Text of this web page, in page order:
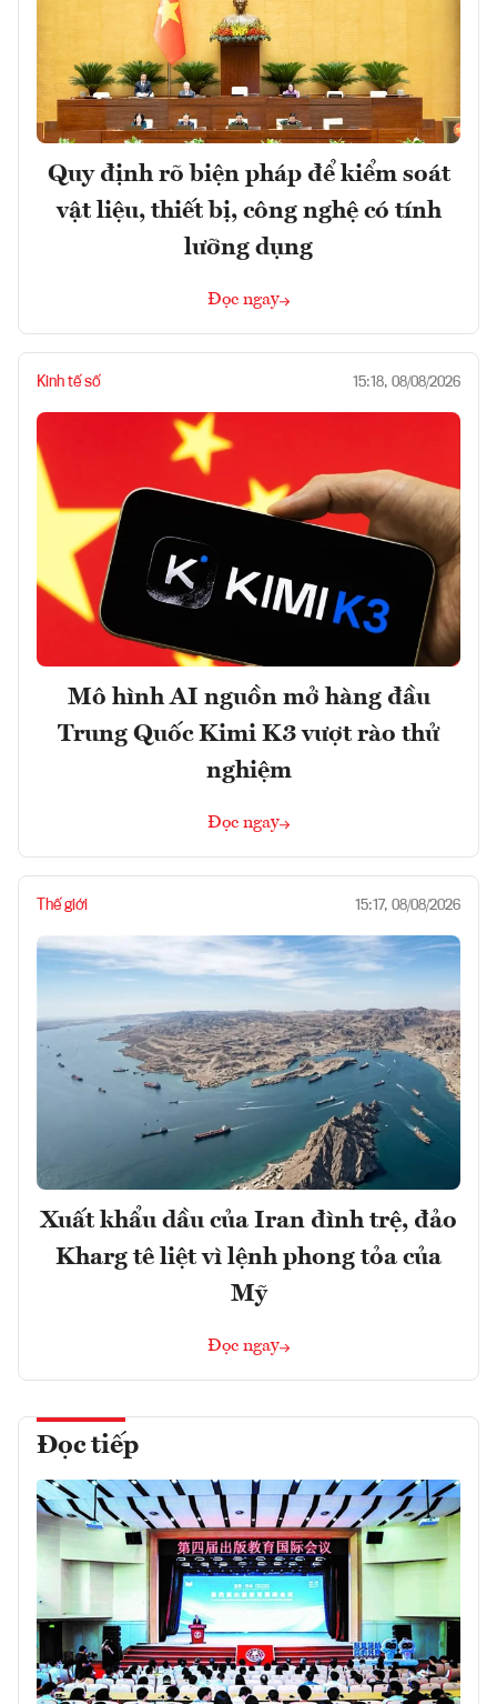
Quy định rõ biện pháp để kiểm soát
vật liệu, thiết bị, công nghệ có tính
lưỡng dụng
Đọc ngay
Kinh tế số 15:18, 08/08/2026
Mô hình AI nguồn mở hàng đầu
Trung Quốc Kimi K3 vượt rào thử
nghiệm
Đọc ngay
Thế giới 15:17, 08/08/2026
Xuất khẩu dầu của Iran đình trệ, đảo
Kharg tê liệt vì lệnh phong tỏa của
Mỹ
Đọc ngay
Đọc tiếp